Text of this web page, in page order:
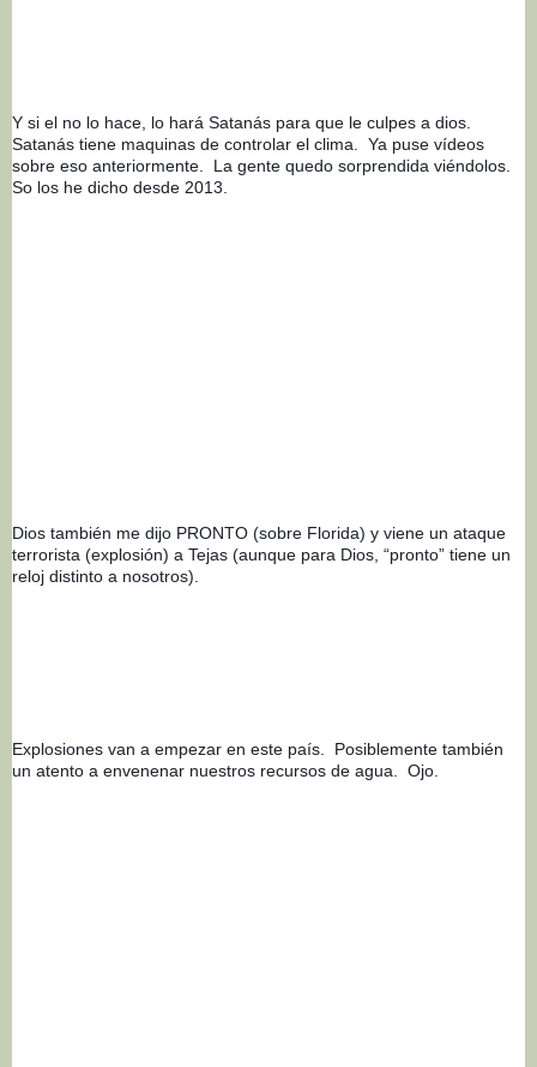
Y si el no lo hace, lo hará Satanás para que le culpes a dios.
Satanás tiene maquinas de controlar el clima.  Ya puse vídeos
sobre eso anteriormente.  La gente quedo sorprendida viéndolos.
So los he dicho desde 2013.
Dios también me dijo PRONTO (sobre Florida) y viene un ataque
terrorista (explosión) a Tejas (aunque para Dios, “pronto” tiene un
reloj distinto a nosotros).
Explosiones van a empezar en este país.  Posiblemente también
un atento a envenenar nuestros recursos de agua.  Ojo.